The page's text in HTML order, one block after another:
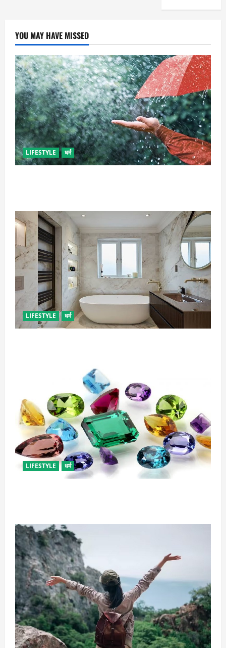
YOU MAY HAVE MISSED
LIFESTYLE धर्म
LIFESTYLE धर्म
LIFESTYLE धर्म